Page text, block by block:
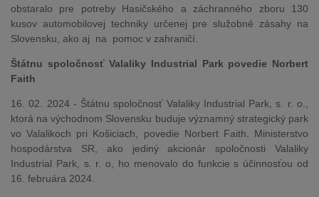
obstaralo pre potreby Hasičského a záchranného zboru 130
kusov automobilovej techniky určenej pre služobné zásahy na
Slovensku, ako aj na pomoc v zahraničí.
Štátnu spoločnosť Valaliky Industrial Park povedie Norbert
Faith
16. 02. 2024 - Štátnu spoločnosť Valaliky Industrial Park, s. r. o.,
ktorá na východnom Slovensku buduje významný strategický park
vo Valalikoch pri Košiciach, povedie Norbert Faith. Ministerstvo
hospodárstva SR, ako jediný akcionár spoločnosti Valaliky
Industrial Park, s. r. o, ho menovalo do funkcie s účinnosťou od
16. februára 2024.